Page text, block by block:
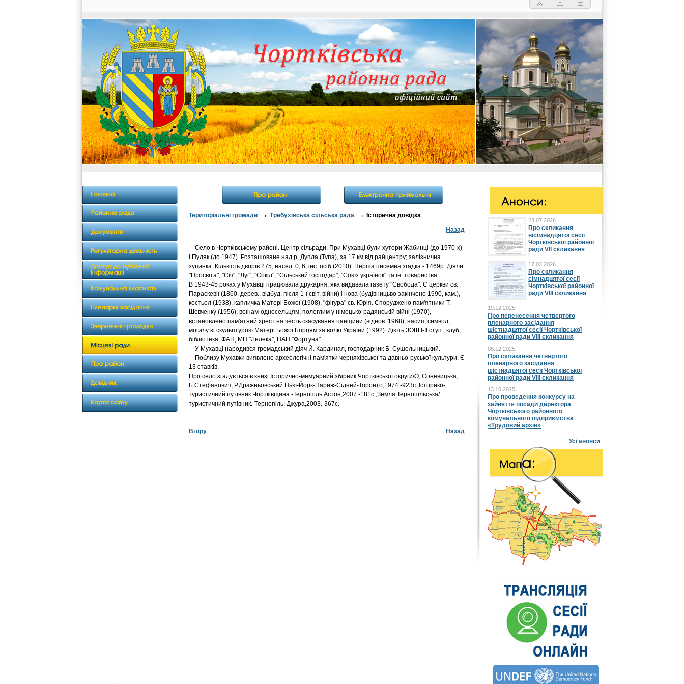
Територіальні громади → Трибухівська сільська рада →
Історична довідка
Назад
Село в Чортківському районі. Центр сільради. При Мухавці були хутори Жабинці (до 1970-х)
і Пуляк (до 1947). Розташоване над р. Дупла (Тупа), за 17 км від райцентру; залізнична
зупинка. Кількість дворів 275, насел. 0, 6 тис. осіб (2010). Перша писемна згадка - 1469р. Діяли
"Просвіта", "Січ", "Луг", "Сокіл", "Сільський господар", "Союз українок" та ін. товариства.
В 1943-45 роках у Мухавці працювала друкарня, яка видавала газету "Свобода". Є церкви св.
Параскевії (1860, дерев., відбуд. після 1-ї світ, війни) і нова (будівницьво закінчено 1990, кам.),
костьол (1938), капличка Матері Божої (1908), "фігура" св. Юрія. Споруджено пам'ятники Т.
Шевченку (1956), воїнам-односельцям, полеглим у німецько-радянській війні (1970),
встановлено пам'ятний хрест на честь скасування панщини (віднов. 1968), насип, символ,
могилу зі скульптурою Матері Божої Борцям за волю України (1992). Діють ЗОШ І-ІІ ступ., клуб,
бібліотека, ФАП, МП "Лелека", ПАП "Фортуна".
У Мухавці народився громадський діяч Й. Кардинал, господарник Б. Сушельницький.
Поблизу Мухавки виявлено археологічні пам'ятки черняхівської та давньо-руської культури. Є
13 ставків.
Про село згадується в книзі Історично-мемуарний збірник Чортківської округи/О, Соневицька,
Б.Стефанович, Р.Дражньовський:Нью-Йорк-Париж-Сідней-Торонто,1974.-923с.;Історико-
туристичний путівник Чортківщина.-Тернопіль:Астон,2007.-181с.;Земля Тернопільська/
туристичний путівник.-Тернопіль: Джура,2003.-367с.
Вгору Назад
23.07.2026
Про скликання
вісімнадцятої сесії
Чортківської районної
ради VII скликання
17.03.2026
Про скликання
сімнадцятої сесії
Чортківської районної
ради VIII скликання
19.12.2025
Про перенесення четвертого
пленарного засідання
шістнадцятої сесії Чортківської
районної ради VIII скликання
05.12.2025
Про скликання четвертого
пленарного засідання
шістнадцятої сесії Чортківської
районної ради VIII скликання
13.10.2025
Про проведення конкурсу на
зайняття посади директора
Чортківського районного
комунального підприємства
«Трудовий архів»
Усі анонси